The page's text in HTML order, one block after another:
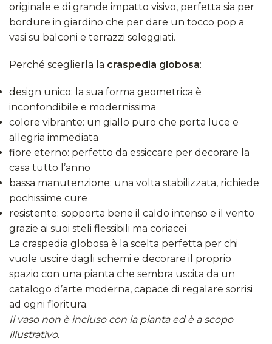
originale e di grande impatto visivo, perfetta sia per
bordure in giardino che per dare un tocco pop a
vasi su balconi e terrazzi soleggiati.
Perché sceglierla la craspedia globosa:
design unico: la sua forma geometrica è
inconfondibile e modernissima
colore vibrante: un giallo puro che porta luce e
allegria immediata
fiore eterno: perfetto da essiccare per decorare la
casa tutto l’anno
bassa manutenzione: una volta stabilizzata, richiede
pochissime cure
resistente: sopporta bene il caldo intenso e il vento
grazie ai suoi steli flessibili ma coriacei
La craspedia globosa è la scelta perfetta per chi
vuole uscire dagli schemi e decorare il proprio
spazio con una pianta che sembra uscita da un
catalogo d’arte moderna, capace di regalare sorrisi
ad ogni fioritura.
Il vaso non è incluso con la pianta ed è a scopo
illustrativo.